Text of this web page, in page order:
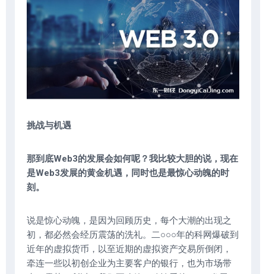
挑战与机遇
那到底Web3的发展会如何呢？我比较大胆的说，现在
是Web3发展的黄金机遇，同时也是最惊心动魄的时
刻。
说是惊心动魄，是因为回顾历史，每个大潮的出现之
初，都必然会经历震荡的洗礼。二○○○年的科网爆破到
近年的虚拟货币，以至近期的虚拟资产交易所倒闭，
牵连一些以初创企业为主要客户的银行，也为市场带